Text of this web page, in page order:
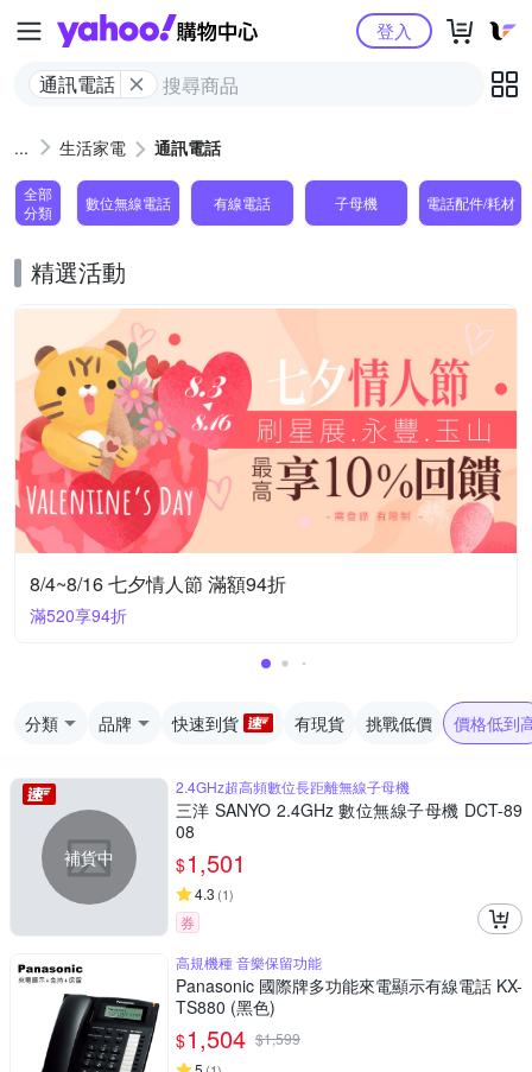
Yahoo購物中心
通訊電話
登入
生活家電 通訊電話
全部
分類
數位無線電話 有線電話 子母機 電話配件/耗材
精選活動
8/4~8/16 七夕情人節 滿額94折
滿520享94折
分類 品牌 快速到貨 有現貨 挑戰低價 價格低到
補貨中
2.4GHz超高頻數位長距離無線子母機
三洋 SANYO 2.4GHz 數位無線子母機 DCT-89
08
$1,501
4.3 (1)
券
高規機種 音樂保留功能
Panasonic 國際牌多功能來電顯示有線電話 KX-
TS880 (黑色)
$1,504 $1,599